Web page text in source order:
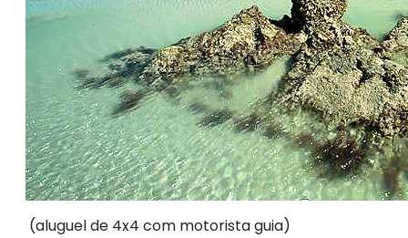
(aluguel de 4x4 com motorista guia)